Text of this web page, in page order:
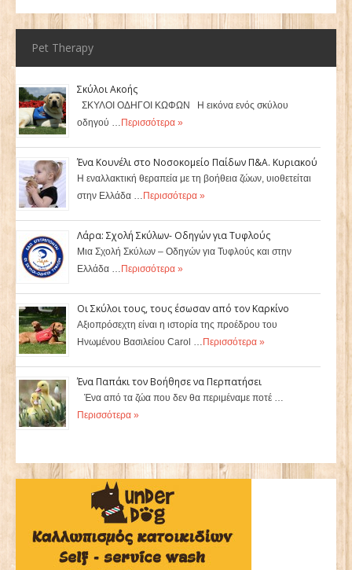
Pet Therapy
Σκύλοι Ακοής
ΣΚΥΛΟΙ ΟΔΗΓΟΙ ΚΩΦΩΝ Η εικόνα ενός σκύλου
οδηγού … Περισσότερα »
Ένα Κουνέλι στο Νοσοκομείο Παίδων Π&Α. Κυριακού
Η εναλλακτική θεραπεία με τη βοήθεια ζώων, υιοθετείται
στην Ελλάδα … Περισσότερα »
Λάρα: Σχολή Σκύλων- Οδηγών για Τυφλούς
Μια Σχολή Σκύλων – Οδηγών για Τυφλούς και στην
Ελλάδα … Περισσότερα »
Οι Σκύλοι τους, τους έσωσαν από τον Καρκίνο
Αξιοπρόσεχτη είναι η ιστορία της προέδρου του
Ηνωμένου Βασιλείου Carol … Περισσότερα »
Ένα Παπάκι τον Βοήθησε να Περπατήσει
Ένα από τα ζώα που δεν θα περιμέναμε ποτέ …
Περισσότερα »